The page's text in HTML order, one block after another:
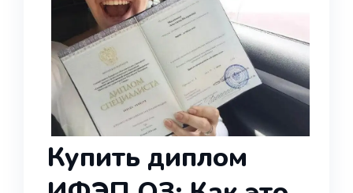
Купить диплом